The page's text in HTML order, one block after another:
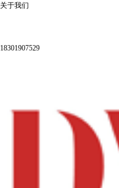
关于我们
18301907529